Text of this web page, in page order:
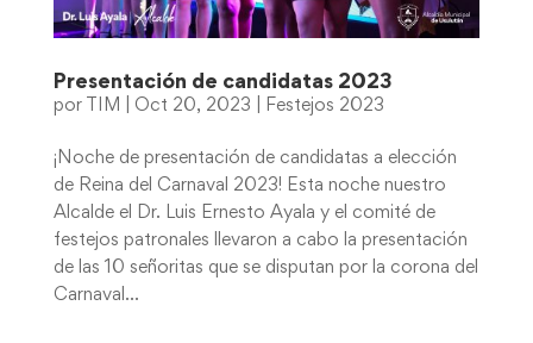
Presentación de candidatas 2023
por TIM Oct 20, 2023 Festejos 2023
¡Noche de presentación de candidatas a elección
de Reina del Carnaval 2023! Esta noche nuestro
Alcalde el Dr. Luis Ernesto Ayala y el comité de
festejos patronales llevaron a cabo la presentación
de las 10 señoritas que se disputan por la corona del
Carnaval...